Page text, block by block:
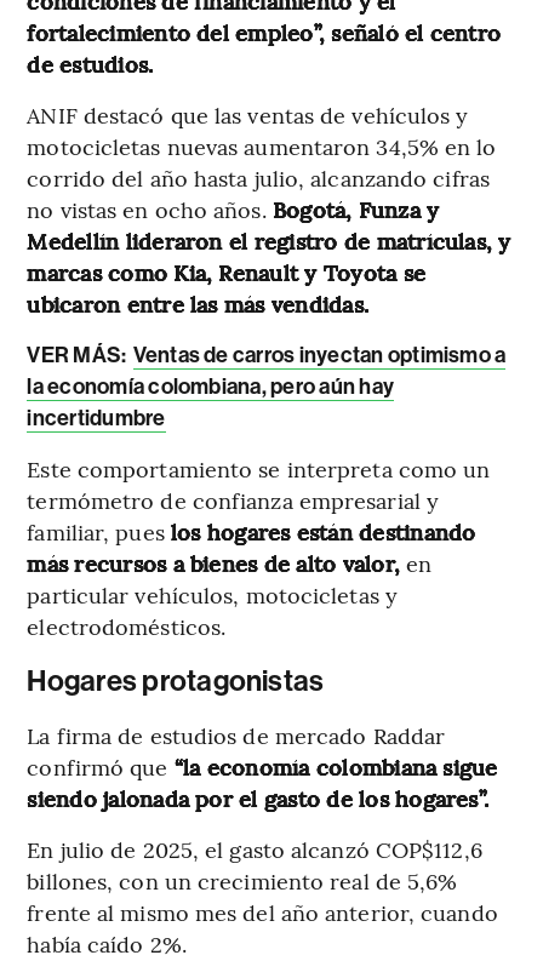
fortalecimiento del empleo”, señaló el centro
de estudios.
ANIF destacó que las ventas de vehículos y
motocicletas nuevas aumentaron 34,5% en lo
corrido del año hasta julio, alcanzando cifras
no vistas en ocho años. Bogotá, Funza y
Medellín lideraron el registro de matrículas, y
marcas como Kia, Renault y Toyota se
ubicaron entre las más vendidas.
VER MÁS: Ventas de carros inyectan optimismo a
la economía colombiana, pero aún hay
incertidumbre
Este comportamiento se interpreta como un
termómetro de confianza empresarial y
familiar, pues los hogares están destinando
más recursos a bienes de alto valor,en
particular vehículos, motocicletas y
electrodomésticos.
Hogares protagonistas
La firma de estudios de mercado Raddar
confirmó que “la economía colombiana sigue
siendo jalonada por el gasto de los hogares”.
En julio de 2025, el gasto alcanzó COP$112,6
billones, con un crecimiento real de 5,6%
frente al mismo mes del año anterior, cuando
había caído 2%.